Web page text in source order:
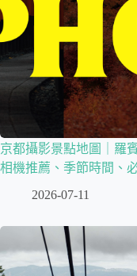
京都攝影景點地圖｜羅
相機推薦、季節時間、
2026-07-11